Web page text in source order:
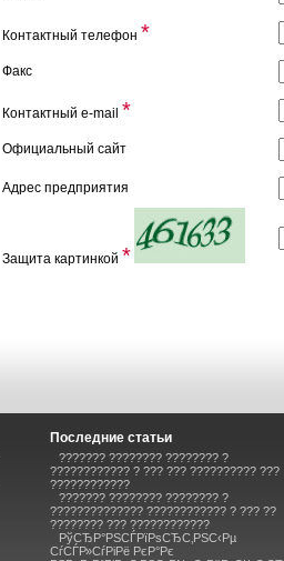
Контактный телефон *
Факс
Контактный e-mail *
Официальный сайт
Адрес предприятия
Защита картинкой *
Последние статьи
??????? ???????? ???????? ?
???????????? ? ??? ??? ?????????? ???
????????????
??????? ???????? ???????? ?
?????????????? ???????????? ? ??? ??
???????? ??? ????????????
РўСЂР°РЅСЃРїРѕСЂС‚РЅС‹Рµ
СѓСЃР»СѓРіРё РєР°Рє